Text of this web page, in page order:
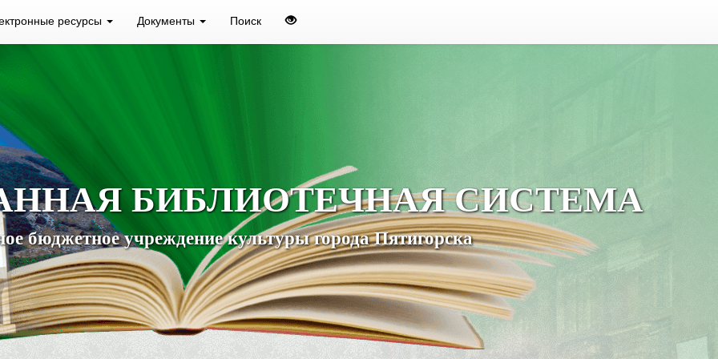
ресурсы Документы Поиск
БИБЛИОТЕЧНАЯ СИСТЕМА
бюджетное учреждение культуры города Пятигорска